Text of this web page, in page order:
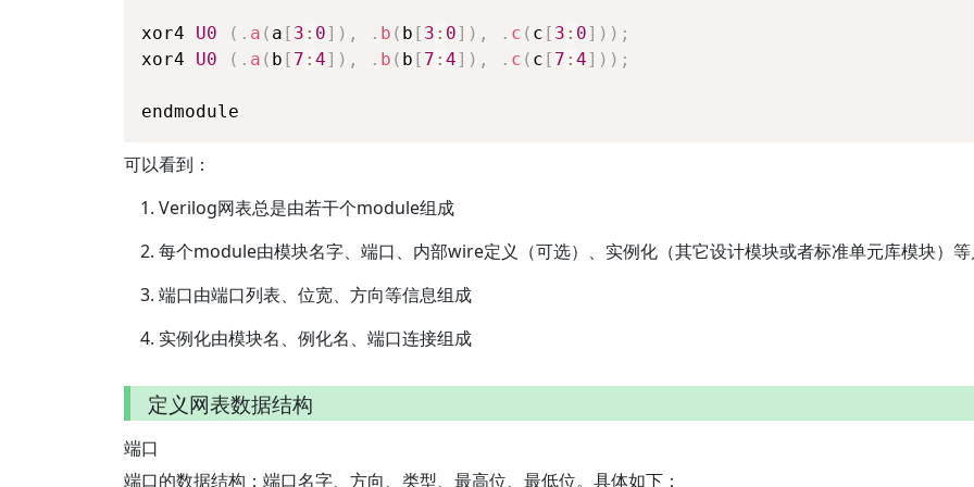
xor4 U0 ( . a ( a [ 3 : 0] ) , . b ( b [ 3 : 0] ) , . c ( c [ 3 : 0] ) ) ;
xor4 U0 ( . a ( b [ 7 : 4] ) , . b ( b [ 7 : 4] ) , . c ( c [ 7 : 4] ) ) ;
endmodule
可以看到：
Verilog网表总是由若干个module组成
每个module由模块名字、端口、内部wire定义（可选）、实例化（其它设计模块或者标准单元库模块）
端口由端口列表、位宽、方向等信息组成
实例化由模块名、例化名、端口连接组成
定义网表数据结构
端口
端口的数据结构：端口名字、方向、类型、最高位、最低位。具体如下：